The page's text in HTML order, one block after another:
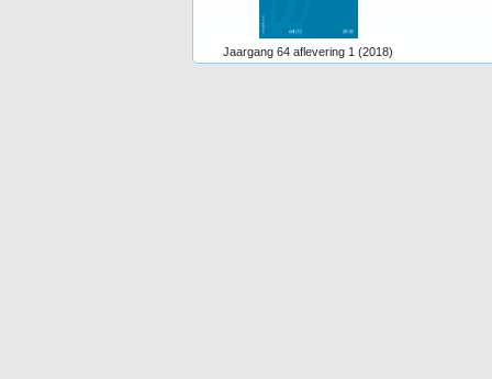
Jaargang 64 aflevering 1 (2018)